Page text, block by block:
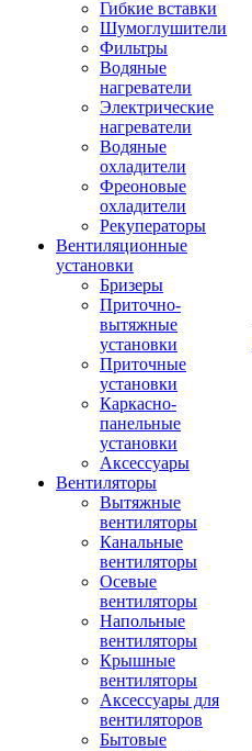
Гибкие вставки
Шумоглушители
Фильтры
Водяные
нагреватели
Электрические
нагреватели
Водяные
охладители
Фреоновые
охладители
Рекуператоры
Вентиляционные
установки
Бризеры
Приточно-
вытяжные
установки
Приточные
установки
Каркасно-
панельные
установки
Аксессуары
Вентиляторы
Вытяжные
вентиляторы
Канальные
вентиляторы
Осевые
вентиляторы
Напольные
вентиляторы
Крышные
вентиляторы
Аксессуары для
вентиляторов
Бытовые